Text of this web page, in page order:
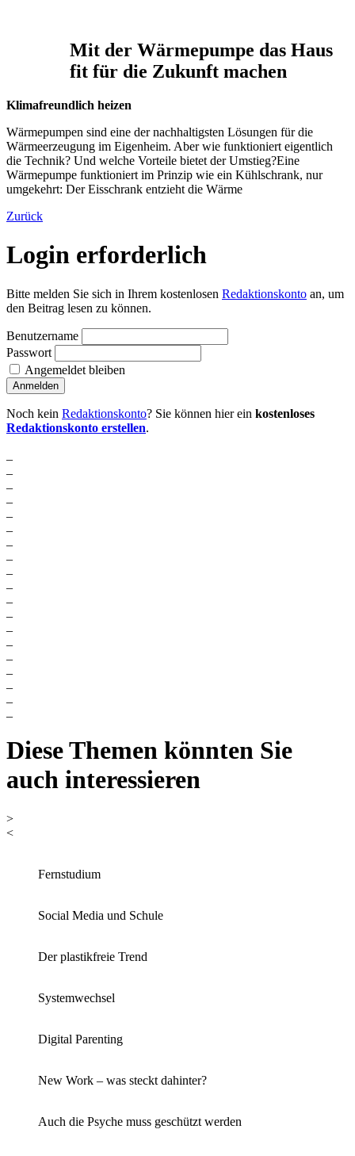
Mit der Wärmepumpe das Haus
fit für die Zukunft machen
Klimafreundlich heizen
Wärmepumpen sind eine der nachhaltigsten Lösungen für die
Wärmeerzeugung im Eigenheim. Aber wie funktioniert eigentlich
die Technik? Und welche Vorteile bietet der Umstieg?Eine
Wärmepumpe funktioniert im Prinzip wie ein Kühlschrank, nur
umgekehrt: Der Eisschrank entzieht die Wärme
Zurück
Login erforderlich
Bitte melden Sie sich in Ihrem kostenlosen Redaktionskonto an, um
den Beitrag lesen zu können.
Benutzername
Passwort
Angemeldet bleiben
Noch kein Redaktionskonto? Sie können hier ein kostenloses
Redaktionskonto erstellen.
Diese Themen könnten Sie
auch interessieren
>
<
Fernstudium
Social Media und Schule
Der plastikfreie Trend
Systemwechsel
Digital Parenting
New Work – was steckt dahinter?
Auch die Psyche muss geschützt werden